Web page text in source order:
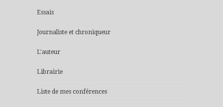
Essais
Journaliste et chroniqueur
L'auteur
Librairie
Liste de mes conférences